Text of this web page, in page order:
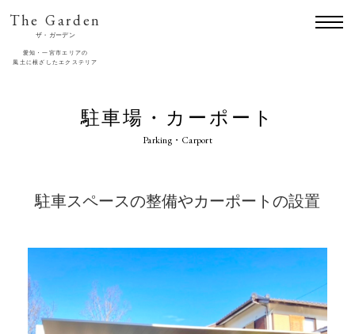
The Garden
ザ・ガーデン
愛知・一宮市エリアの
風土に根ざしたエクステリア
駐車場・カーポート
Parking・Carport
駐車スペースの整備やカーポートの設置